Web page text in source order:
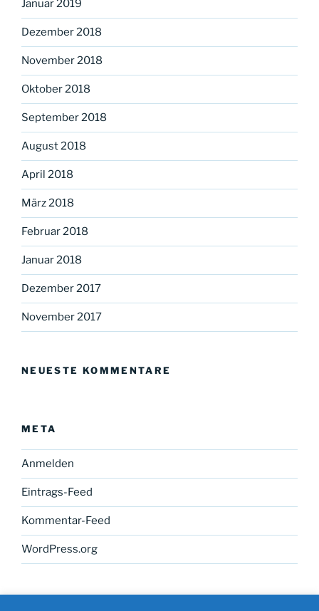
Januar 2019
Dezember 2018
November 2018
Oktober 2018
September 2018
August 2018
April 2018
März 2018
Februar 2018
Januar 2018
Dezember 2017
November 2017
NEUESTE KOMMENTARE
META
Anmelden
Eintrags-Feed
Kommentar-Feed
WordPress.org